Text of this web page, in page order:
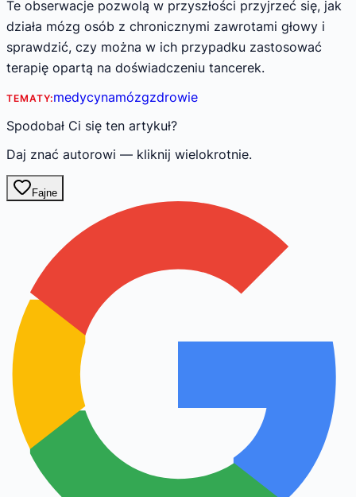
Te obserwacje pozwolą w przyszłości przyjrzeć się, jak
działa mózg osób z chronicznymi zawrotami głowy i
sprawdzić, czy można w ich przypadku zastosować
terapię opartą na doświadczeniu tancerek.
TEMATY:medycynamózgzdrowie
Spodobał Ci się ten artykuł?
Daj znać autorowi — kliknij wielokrotnie.
Fajne